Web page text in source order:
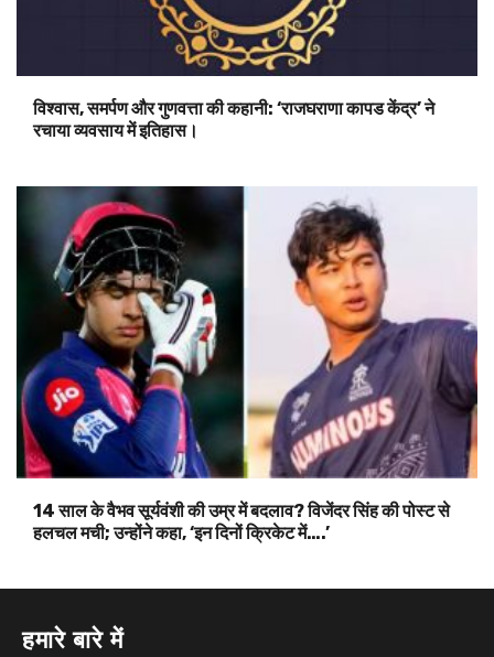
विश्वास, समर्पण और गुणवत्ता की कहानी: ‘राजघराणा कापड केंद्र’ ने
रचाया व्यवसाय में इतिहास।
14 साल के वैभव सूर्यवंशी की उम्र में बदलाव? विजेंदर सिंह की पोस्ट से
हलचल मची; उन्होंने कहा, ‘इन दिनों क्रिकेट में….’
हमारे बारे में